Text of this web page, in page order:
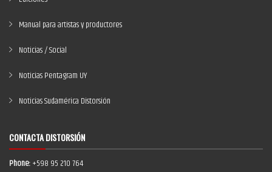
Manual para artistas y productores
Noticias / Social
Noticias Pentagram UY
Noticias Sudamérica Distorsión
CONTACTA DISTORSIÓN
Phone:+598 95 210 764